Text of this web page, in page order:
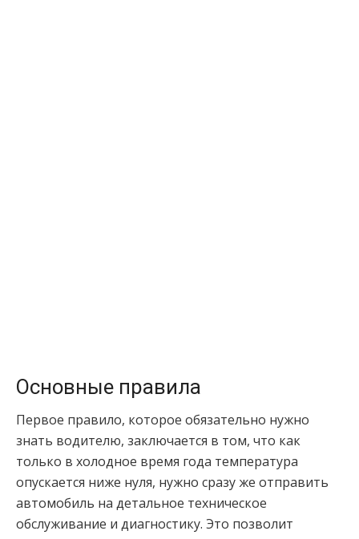
Основные правила
Первое правило, которое обязательно нужно
знать водителю, заключается в том, что как
только в холодное время года температура
опускается ниже нуля, нужно сразу же отправить
автомобиль на детальное техническое
обслуживание и диагностику. Это позволит